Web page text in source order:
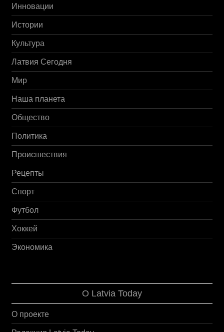
Инновации
Истории
Культура
Латвия Сегодня
Мир
Наша планета
Общество
Политика
Происшествия
Рецепты
Спорт
Футбол
Хоккей
Экономика
О Latvia Today
О проекте